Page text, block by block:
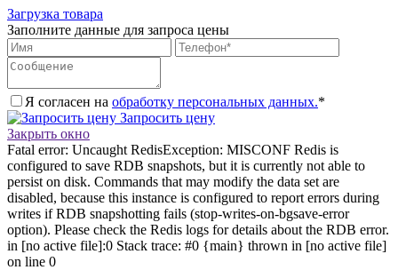
Загрузка товара
Заполните данные для запроса цены
Я согласен на обработку персональных данных.*
Запросить цену
Закрыть окно
Fatal error: Uncaught RedisException: MISCONF Redis is
configured to save RDB snapshots, but it is currently not able to
persist on disk. Commands that may modify the data set are
disabled, because this instance is configured to report errors during
writes if RDB snapshotting fails (stop-writes-on-bgsave-error
option). Please check the Redis logs for details about the RDB error.
in [no active file]:0 Stack trace: #0 {main} thrown in [no active file]
on line 0